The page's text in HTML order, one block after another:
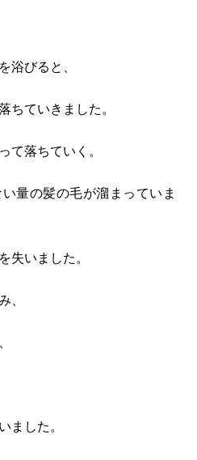
浴びると、
ちていきました。
て落ちていく。
量の髪の毛が溜まっていま
失いました。
、
ました。